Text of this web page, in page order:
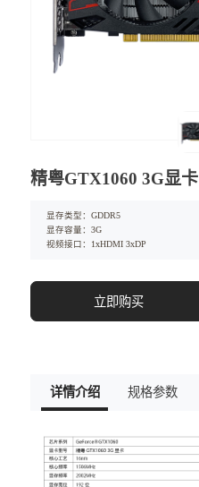
精粤GTX1060 3G显卡
显存类型：GDDR5
显存容量：3G
视频接口：1xHDMI 3xDP
立即购买
详情介绍 规格参数